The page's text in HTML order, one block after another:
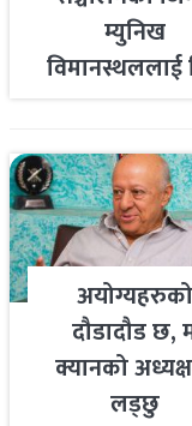
म्युनिख
विमानस्थललाई
अयोग्यहरुको
दौडादौड छ,
क्यानको
लड्छु